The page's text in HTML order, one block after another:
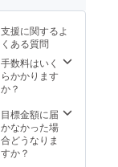
チする
こと
で、お
返しが
出来れ
ばと
す。
（※支援
時、必
す。
なのユ
ニオ
ン」の
Twitter
はこち
す。
https://t
witter.c
om/Our
支援に関するよ
くある質問
手数料はいく
らかかります
か？
目標金額に届
かなかった場
合どうなりま
すか？